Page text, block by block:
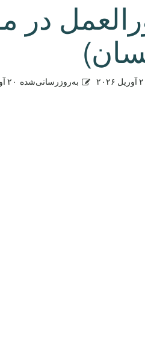
در
۲۰۲۶ به‌روزرسانی‌شده ۲۰ آوریل ۲۰۲۶